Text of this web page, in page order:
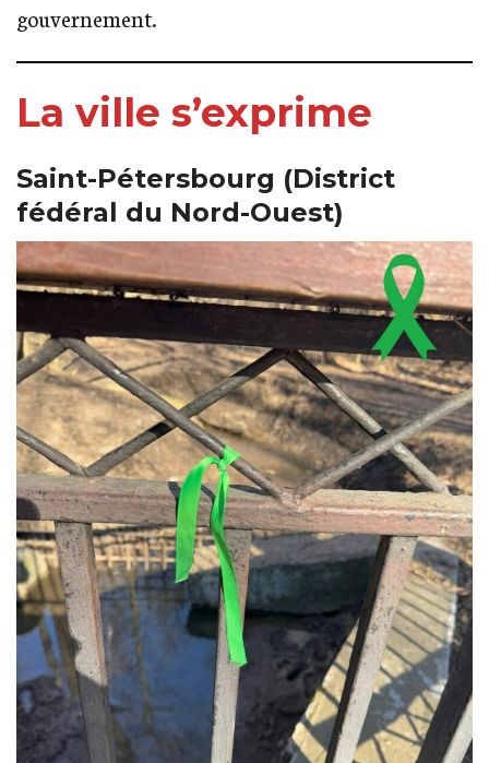
gouvernement.
La ville s’exprime
Saint-Pétersbourg (District
fédéral du Nord-Ouest)